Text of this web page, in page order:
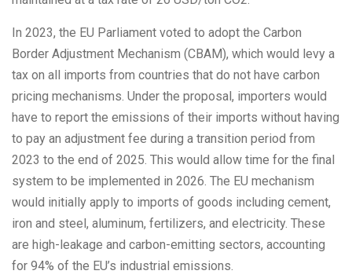
In 2023, the EU Parliament voted to adopt the Carbon
Border Adjustment Mechanism (CBAM), which would levy a
tax on all imports from countries that do not have carbon
pricing mechanisms. Under the proposal, importers would
have to report the emissions of their imports without having
to pay an adjustment fee during a transition period from
2023 to the end of 2025. This would allow time for the final
system to be implemented in 2026. The EU mechanism
would initially apply to imports of goods including cement,
iron and steel, aluminum, fertilizers, and electricity. These
are high-leakage and carbon-emitting sectors, accounting
for 94% of the EU’s industrial emissions.